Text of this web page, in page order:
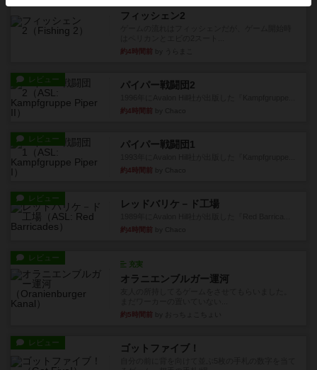
フィッシェン2
約4時間前
レビュー パイパー戦闘団2
約4時間前
レビュー パイパー戦闘団1
約4時間前
レビュー レッドバリケ－ド工場
約4時間前
レビュー
充実
オラニエンブルガー運河
約5時間前
レビュー ゴットファイブ！